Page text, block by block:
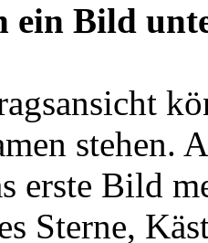
ein Bild
stehen.
erste Bild
Sterne,